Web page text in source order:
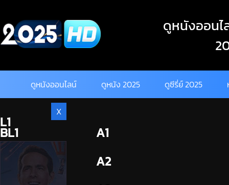
content
ดูหนังออนไ
ดูหนังออนไลน์ ดูหนัง 2025 ดูซีรี่ย์ 2025
BL1
A1
A2
X
L1